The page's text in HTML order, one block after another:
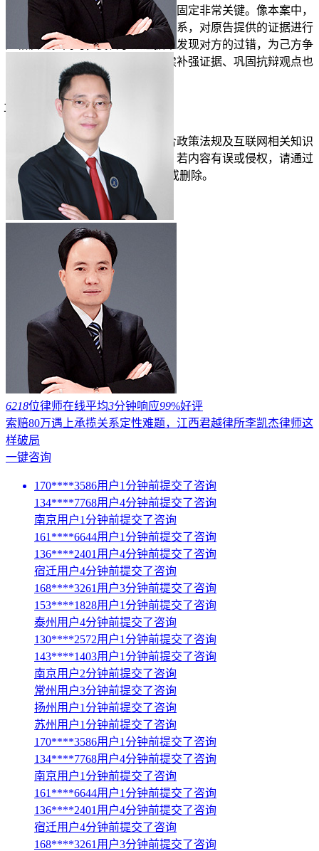
中，从证据视角来看，证据收集和固定非常关键。像本案中，
律师要整合各种证据来认定法律关系，对原告提供的证据进行
严格质证。同时，要善于从证据中发现对方的过错，为己方争
取有利地位。在庭审过程中，持续补强证据、巩固抗辩观点也
的重要因素。
立即免费测试仅需1分钟
免责声明：以上内容由律图网结合政策法规及互联网相关知识
整合，不代表平台的观点和立场。若内容有误或侵权，请通过
右侧【投诉/举报】联系我们更正或删除。
展开
6218位律师在线平均3分钟响应99%好评
索赔80万遇上承揽关系定性难题，江西君越律所李凯杰律师这
样破局
一键咨询
170****3586用户1分钟前提交了咨询
134****7768用户4分钟前提交了咨询
南京用户1分钟前提交了咨询
161****6644用户1分钟前提交了咨询
136****2401用户4分钟前提交了咨询
宿迁用户4分钟前提交了咨询
168****3261用户3分钟前提交了咨询
153****1828用户1分钟前提交了咨询
泰州用户4分钟前提交了咨询
130****2572用户1分钟前提交了咨询
143****1403用户1分钟前提交了咨询
南京用户2分钟前提交了咨询
常州用户3分钟前提交了咨询
扬州用户1分钟前提交了咨询
苏州用户1分钟前提交了咨询
170****3586用户1分钟前提交了咨询
134****7768用户4分钟前提交了咨询
南京用户1分钟前提交了咨询
161****6644用户1分钟前提交了咨询
136****2401用户4分钟前提交了咨询
宿迁用户4分钟前提交了咨询
168****3261用户3分钟前提交了咨询